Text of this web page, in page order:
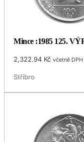
Mince :1985 125.
2,322.94 Kč včetně DPH
Stříbro